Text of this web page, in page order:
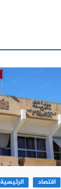
اقتصاد الرئيسية